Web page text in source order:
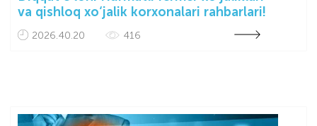
va qishloq xo‘jalik korxonalari rahbarlari!
2026.40.20 416